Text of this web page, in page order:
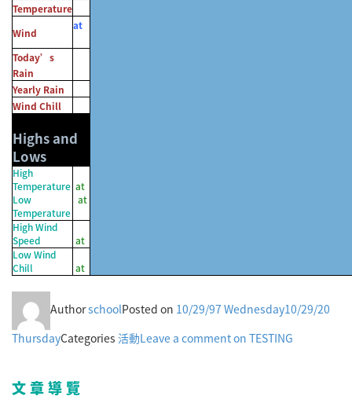
Temperature
Wind
at
Today’s
Rain
Yearly Rain
Wind Chill
Highs and
Lows
High
Temperature
Low
Temperature
at
at
High Wind
Speed
at
Low Wind
Chill
at
AuthorschoolPosted on 10/29/97 Wednesday10/29/20
ThursdayCategories 活動Leave a commenton TESTING
文章導覽